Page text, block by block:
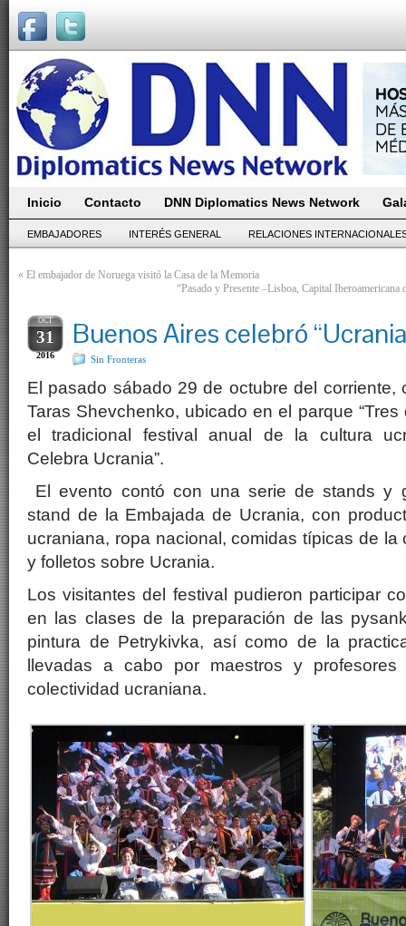
Inicio Contacto DNN Diplomatics News Network
EMBAJADORES INTERÉS GENERAL RELACIONES
« El embajador de Noruega visitó la Casa de la Memoria
“Pasado y Presente –Lisboa, Capital Iberoamericana
OCT
31
2016
Buenos Aires celebró
Sin Fronteras
El pasado sábado 29 de octubre del corriente,
Taras Shevchenko, ubicado en el parque “Tres
el tradicional festival anual de la cultura
Celebra Ucrania”.
El evento contó con una serie de stands y
stand de la Embajada de Ucrania, con
ucraniana, ropa nacional, comidas típicas de la
y folletos sobre Ucrania.
Los visitantes del festival pudieron participar
en las clases de la preparación de las
pintura de Petrykivka, así como de la
llevadas a cabo por maestros y
colectividad ucraniana.